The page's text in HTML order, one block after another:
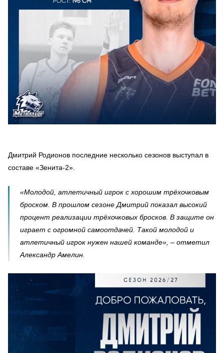
️Дмитрий Родионов последние несколько сезонов выступал в
составе «Зенита-2».
«Молодой, атлетичный игрок с хорошим трёхочковым
броском. В прошлом сезоне Дмитрий показал высокий
процент реализации трёхочковых бросков. В защите он
играет с огромной самоотдачей. Такой молодой и
атлетичный игрок нужен нашей команде», – отметил
Александр Амелин.